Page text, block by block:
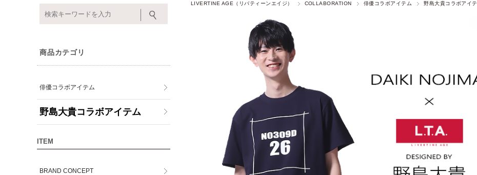
LIVERTINE AGE（リバティーンエイジ） COLLABORATION 俳優コラボアイテム 野島大貴コラボアイ
商品カテゴリ
俳優コラボアイテム
野島大貴コラボアイテム
ITEM
BRAND CONCEPT